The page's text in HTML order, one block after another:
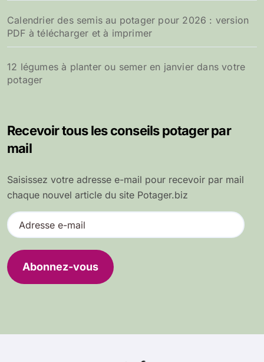
Calendrier des semis au potager pour 2026 : version
PDF à télécharger et à imprimer
12 légumes à planter ou semer en janvier dans votre
potager
Recevoir tous les conseils potager par
mail
Saisissez votre adresse e-mail pour recevoir par mail
chaque nouvel article du site Potager.biz
A
d
e
s
Abonnez-vous